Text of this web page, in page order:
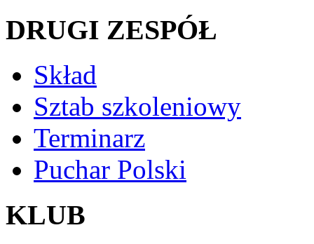
DRUGI ZESPÓŁ
Skład
Sztab szkoleniowy
Terminarz
Puchar Polski
KLUB